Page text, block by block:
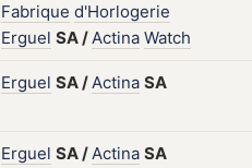
Fabrique d'Horlogerie
Erguel SA/Actina Watch
Erguel SA/Actina SA
Erguel SA/Actina SA